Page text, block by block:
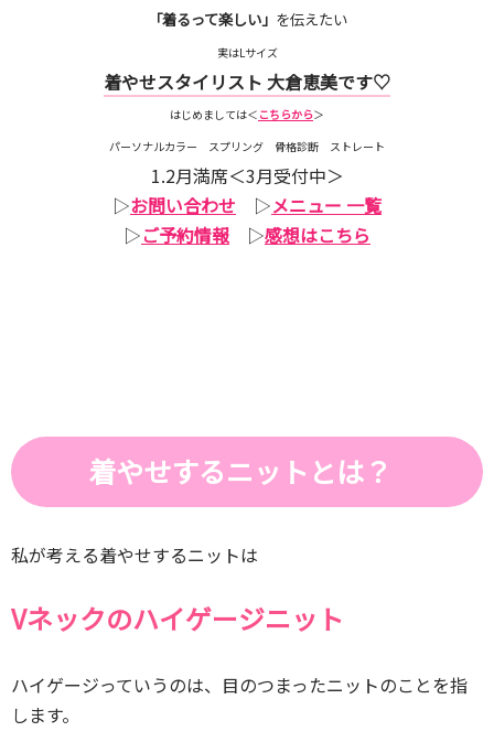
「着るって楽しい」 を伝えたい
実はLサイズ
着やせスタイリスト 大倉恵美です♡
はじめましては＜ こちらから＞
パーソナルカラー スプリング 骨格診断 ストレート
1.2月満席＜3月受付中＞
▷お問い合わせ ▷メニュー 一覧
▷ご予約情報▷感想はこちら
着やせするニットとは？
私が考える着やせするニットは
Vネックのハイゲージニット
ハイゲージっていうのは、目のつまったニットのことを指
します。